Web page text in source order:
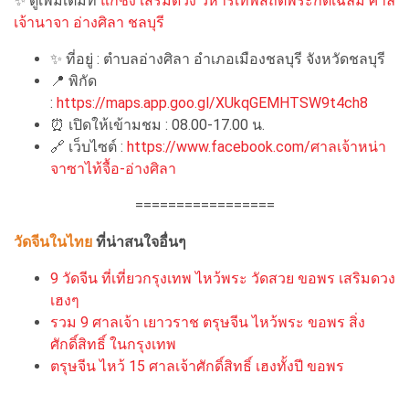
เจ้านาจา อ่างศิลา ชลบุรี
✨ ที่อยู่ : ตำบลอ่างศิลา อำเภอเมืองชลบุรี จังหวัดชลบุรี
📍 พิกัด
: https://maps.app.goo.gl/XUkqGEMHTSW9t4ch8
⏰ เปิดให้เข้ามชม : 08.00-17.00 น.
🔗 เว็บไซต์ : https://www.facebook.com/ศาลเจ้าหน่า
จาซาไท้จื้อ-อ่างศิลา
=================
วัดจีนในไทย ที่น่าสนใจอื่นๆ
9 วัดจีน ที่เที่ยวกรุงเทพ ไหว้พระ วัดสวย ขอพร เสริมดวง
เฮงๆ
รวม 9 ศาลเจ้า เยาวราช ตรุษจีน ไหว้พระ ขอพร สิ่ง
ศักดิ์สิทธิ์ ในกรุงเทพ
ตรุษจีน ไหว้ 15 ศาลเจ้าศักดิ์สิทธิ์ เฮงทั้งปี ขอพร